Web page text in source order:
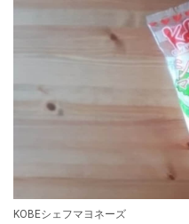
KOBEシェフマヨネーズ